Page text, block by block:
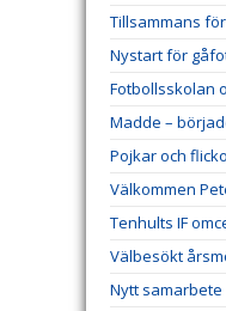
Tillsammans
Nystart för
Fotbollsskolan
Madde –
Pojkar och
Välkommen
Tenhults IF
Välbesökt
Nytt